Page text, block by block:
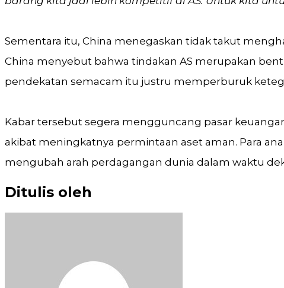
Sementara itu, China menegaskan tidak takut
China menyebut bahwa tindakan AS merupakan
pendekatan semacam itu justru memperburuk
Kabar tersebut segera mengguncang pasar
akibat meningkatnya permintaan aset aman. Para
mengubah arah perdagangan dunia dalam waktu
Ditulis oleh